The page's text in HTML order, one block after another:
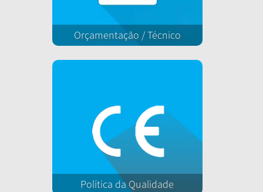
Orçamentação / Técnico
Política da Qualidade